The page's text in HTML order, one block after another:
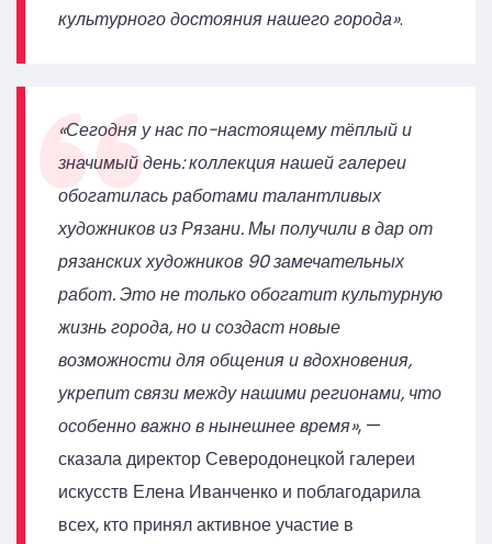
культурного достояния нашего города».
«Сегодня у нас по-настоящему тёплый и
значимый день: коллекция нашей галереи
обогатилась работами талантливых
художников из Рязани. Мы получили в дар от
рязанских художников 90 замечательных
работ. Это не только обогатит культурную
жизнь города, но и создаст новые
возможности для общения и вдохновения,
укрепит связи между нашими регионами, что
особенно важно в нынешнее время», —
сказала директор Северодонецкой галереи
искусств Елена Иванченко и поблагодарила
всех, кто принял активное участие в